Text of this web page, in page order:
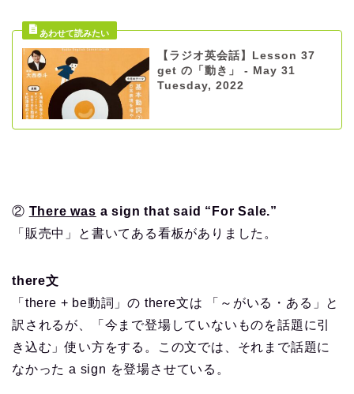
【ラジオ英会話】Lesson 37
get の「動き」 - May 31
Tuesday, 2022
② There was a sign that said “For Sale.”
「販売中」と書いてある看板がありました。
there文
「there + be動詞」の there文は 「～がいる・ある」と
訳されるが、「今まで登場していないものを話題に引
き込む」使い方をする。この文では、それまで話題に
なかった a sign を登場させている。